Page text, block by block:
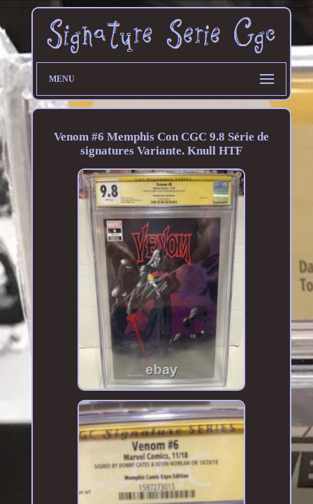
MENU
Venom #6 Memphis Con CGC 9.8 Série de
signatures Variante. Knull HTF